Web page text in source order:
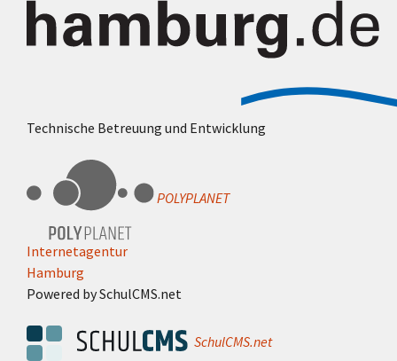
Technische Betreuung und Entwicklung
POLYPLANET
Internetagentur
Hamburg
Powered by SchulCMS.net
SchulCMS.net